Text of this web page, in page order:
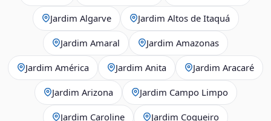
Jardim Algarve Jardim Altos de Itaquá
Jardim Amaral Jardim Amazonas
Jardim América Jardim Anita Jardim Aracaré
Jardim Arizona Jardim Campo Limpo
Jardim Caroline Jardim Coqueiro